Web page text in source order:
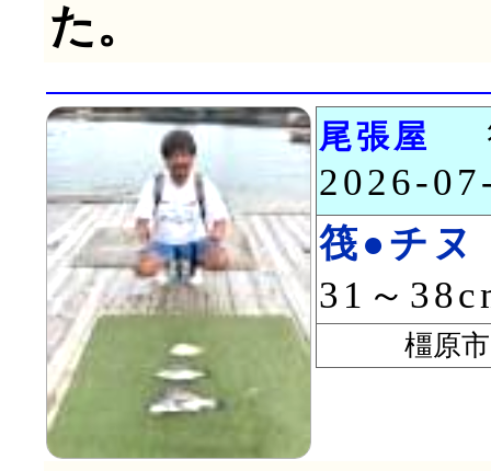
た。
尾張屋
2026-
筏●チヌ
31～
橿原市